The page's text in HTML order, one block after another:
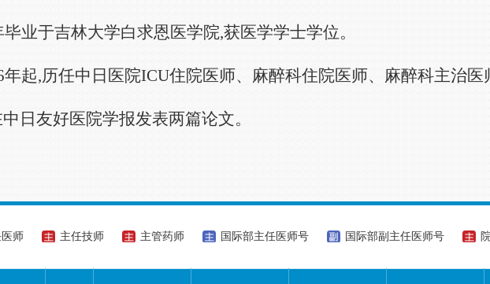
业于吉林大学白求恩医学院,获医学学士学位。
年起,历任中日医院ICU住院医师、麻醉科住院医师、麻醉科主治医
日友好医院学报发表两篇论文。
师 主任技师 主管药师 国际部主任医师号 国际部副主任医师号